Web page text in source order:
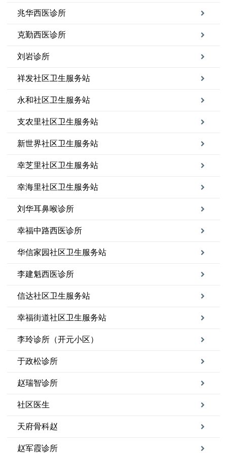
兆华西医诊所
克勤西医诊所
刘岩诊所
祥发社区卫生服务站
永和社区卫生服务站
支农里社区卫生服务站
新世界社区卫生服务站
幸芝里社区卫生服务站
幸海里社区卫生服务站
刘华耳鼻喉诊所
幸福中路西医诊所
华信家园社区卫生服务站
李建魁西医诊所
信达社区卫生服务站
幸福街道社区卫生服务站
李玲诊所（开元小区）
于政松诊所
赵瑞智诊所
社区医生
天府骨科赵
赵军霞诊所